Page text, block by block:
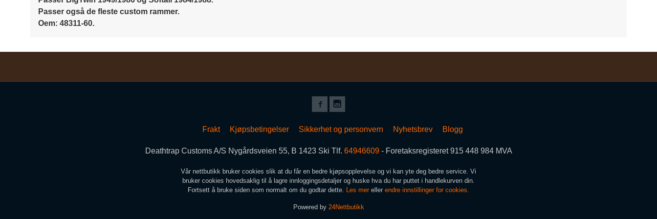
Passer også de fleste custom rammer.
Oem: 48311-60.
Frakt Kjøpsbetingelser Sikkerhet og personvern Nyhetsbrev Blogg
Deathtrap Customs A/S Nygårdsveien 55, B 1423 Ski Tlf. 64946609- Foretaksregisteret 915 448 984 MVA
Vår nettbutikk bruker cookies slik at du får en bedre kjøpsopplevelse og vi kan yte deg bedre service. Vi
bruker cookies hovedsaklig til å lagre innloggingsdetaljer og huske hva du har puttet i handlekurven din.
Fortsett å bruke siden som normalt om du godtar dette. Les mer eller endre innstillinger for cookies.
Powered by 24Nettbutikk